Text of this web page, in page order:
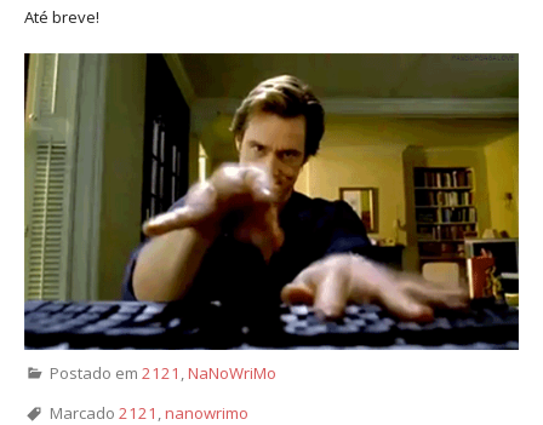
Até breve!
Postado em 2121 ,NaNoWriMo
Marcado 2121 ,nanowrimo